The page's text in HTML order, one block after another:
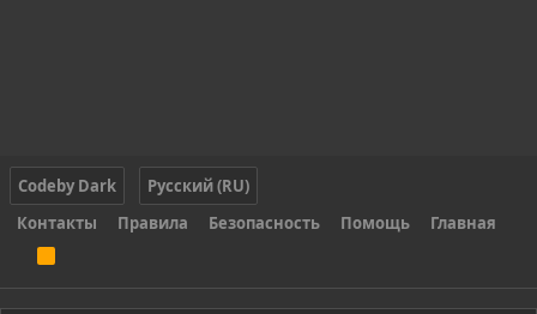
Codeby Dark
Русский (RU)
Контакты
Правила Безопасность Помощь Главная
S